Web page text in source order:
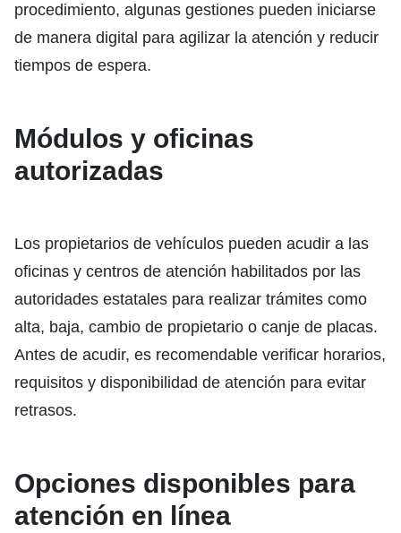
procedimiento, algunas gestiones pueden iniciarse
de manera digital para agilizar la atención y reducir
tiempos de espera.
Módulos y oficinas
autorizadas
Los propietarios de vehículos pueden acudir a las
oficinas y centros de atención habilitados por las
autoridades estatales para realizar trámites como
alta, baja, cambio de propietario o canje de placas.
Antes de acudir, es recomendable verificar horarios,
requisitos y disponibilidad de atención para evitar
retrasos.
Opciones disponibles para
atención en línea